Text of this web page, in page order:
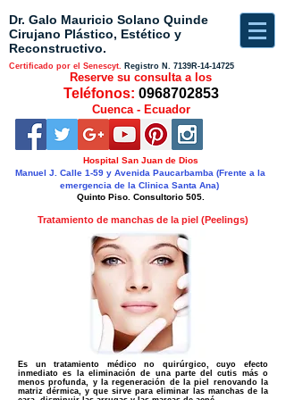
Dr. Galo Mauricio Solano Quinde
Cirujano Plástico, Estético y
Reconstructivo.
Certificado por el Senescyt. Registro N. 7139R-14-14725
Reserve su consulta a los
Teléfonos: 0968702853
Cuenca - Ecuador
Hospital San Juan de Dios
Manuel J. Calle 1-59 y Avenida Paucarbamba (Frente a la
emergencia de la Clinica Santa Ana)
Quinto Piso. Consultorio 505.
Tratamiento de manchas de la piel (Peelings)
Es un tratamiento médico no quirúrgico, cuyo efecto
inmediato es la eliminación de una parte del cutis más o
menos profunda, y la regeneración de la piel renovando la
matriz dérmica, y que sirve para eliminar las manchas de la